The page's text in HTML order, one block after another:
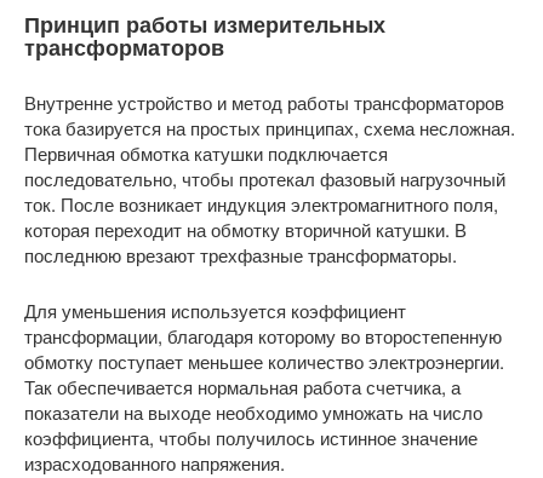
Принцип работы измерительных
трансформаторов
Внутренне устройство и метод работы трансформаторов
тока базируется на простых принципах, схема несложная.
Первичная обмотка катушки подключается
последовательно, чтобы протекал фазовый нагрузочный
ток. После возникает индукция электромагнитного поля,
которая переходит на обмотку вторичной катушки. В
последнюю врезают трехфазные трансформаторы.
Для уменьшения используется коэффициент
трансформации, благодаря которому во второстепенную
обмотку поступает меньшее количество электроэнергии.
Так обеспечивается нормальная работа счетчика, а
показатели на выходе необходимо умножать на число
коэффициента, чтобы получилось истинное значение
израсходованного напряжения.